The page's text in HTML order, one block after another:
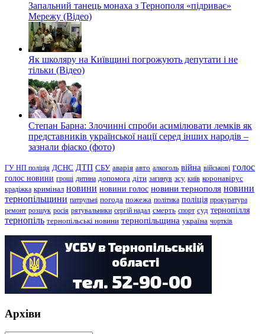
Запальний танець монаха з Тернополя «підриває»
Мережу (Відео)
Як школяру на Київщині погрожують депутати і не
тільки (Відео)
Степан Барна: Злочинні спроби асимілювати лемків як
представників української нації серед інших народів –
зазнали фіаско (фото)
ГУ НП поліція ДСНС ДТП СБУ аварія авто алкоголь війна військові голос
голос новини гроші дитина допомога діти загинув зсу київ коронавірус
крадіжка кримінал новини новини голос новини тернополя новини
тернопільщини патрульні погода пожежа політика поліція прокуратура
ремонт розшук росія рятувальники сергій надал смерть спорт суд тернопілля
тернопіль тернопільські новини тернопільщина україна чортків
Архіви